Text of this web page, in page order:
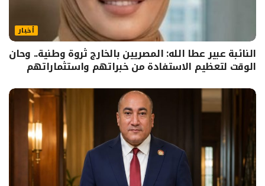
أخبار
النائبة عبير عطا الله: المصريين بالخارج ثروة وطنية.. وحان
الوقت لتعظيم الاستفادة من خبراتهم واستثماراتهم